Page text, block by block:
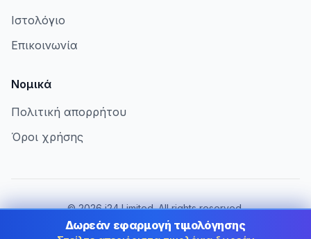
Ιστολόγιο
Επικοινωνία
Νομικά
Πολιτική απορρήτου
Όροι χρήσης
©2026i24 Limited. All rights reserved.
Εξυπηρετώντας επιχειρήσεις στην Greece
Δωρεάν εφαρμογή τιμολόγησης